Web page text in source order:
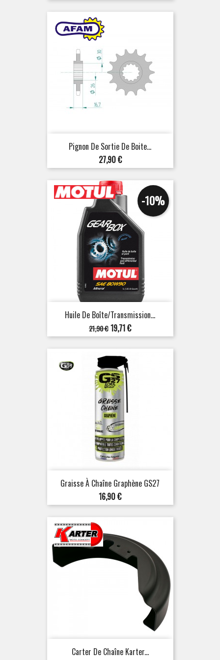
Pignon De Sortie De Boite...
Prix
27,90 €
Huile De Boîte/transmission...
Prix
de
base
21,90 €
-10%
Prix
19,71 €
Graisse À Chaîne Graphène GS27
Prix
16,90 €
Carter De Chaîne Karter...